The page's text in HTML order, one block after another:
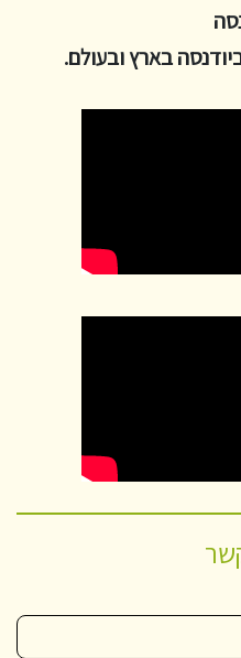
בארץ ובעולם.